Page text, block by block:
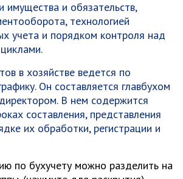
имущества и обязательств,
технологией
учета и порядком контроля над
в хозяйстве ведется по
Он составляется главбухом
В нем содержится
составления, представления
их обработки, регистрации и
по бухучету можно разделить на